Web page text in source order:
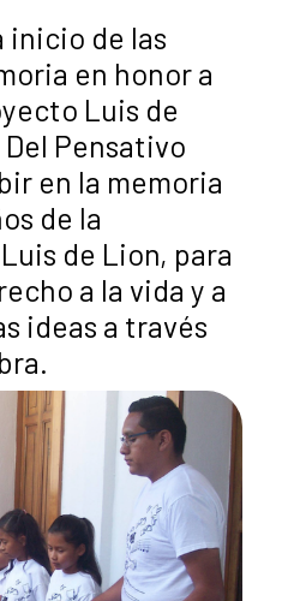
inicio de las
en honor a
Luis de
Pensativo
en la memoria
de la
de Lion, para
a la vida y a
ideas a través